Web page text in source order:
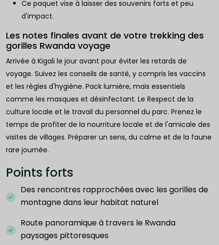
Ce paquet vise à laisser des souvenirs forts et peu
d'impact.
Les notes finales avant de votre trekking des
gorilles Rwanda voyage
Arrivée à Kigali le jour avant pour éviter les retards de
voyage. Suivez les conseils de santé, y compris les vaccins
et les règles d'hygiène. Pack lumière, mais essentiels
comme les masques et désinfectant. Le Respect de la
culture locale et le travail du personnel du parc. Prenez le
temps de profiter de la nourriture locale et de l'amicale des
visites de villages. Préparer un sens, du calme et de la faune
rare journée.
Points forts
Des rencontres rapprochées avec les gorilles de
montagne dans leur habitat naturel
Route panoramique à travers le Rwanda
paysages pittoresques